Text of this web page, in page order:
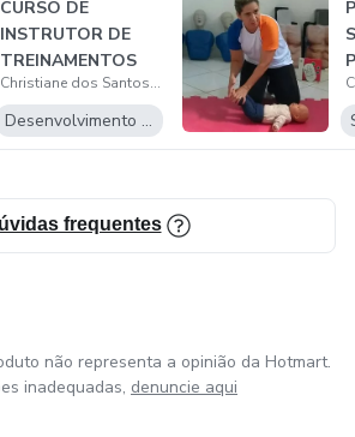
da Saúde de mais de 22 anos.
CURSO DE
INSTRUTOR DE
TREINAMENTOS
Christiane dos Santos Guerra Alves
Desenvolvimento Pessoal
frequentes
não representa a opinião da Hotmart.
inadequadas, denuncie aqui